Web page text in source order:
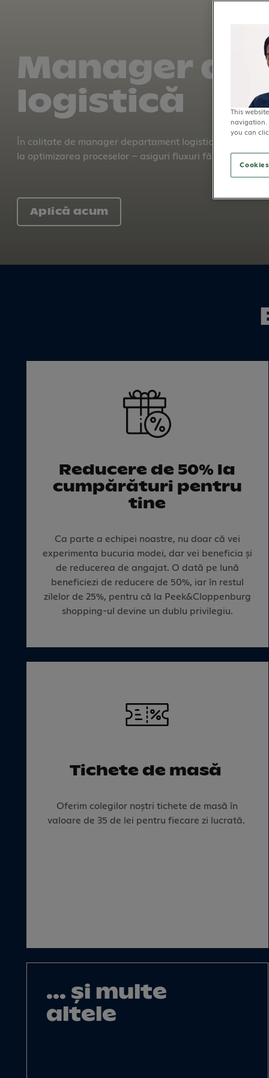
Manager
logi­stică
În calitate de manager departament logistică, ești
la optimizarea proceselor – asiguri fluxuri fără
Aplică acum
Reducere de 50% la
cumpărături pentru
tine
Ca parte a echipei noastre, nu doar că vei
experimenta bucuria modei, dar vei beneficia și
de reducerea de angajat. O dată pe lună
beneficiezi de reducere de 50%, iar în restul
zilelor de 25%, pentru că la Peek&Cloppenburg
shopping-ul devine un dublu privilegiu.
Tichete de masă
Oferim colegilor noștri tichete de masă în
valoare de 35 de lei pentru fiecare zi lucrată.
... și multe
altele
This
navigation.
you can